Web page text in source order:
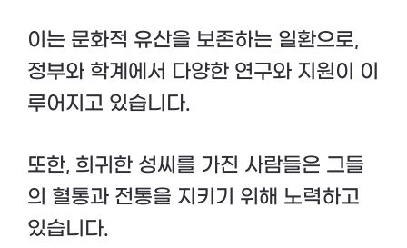
이는 문화적 유산을 보존하는 일환으로,
정부와 학계에서 다양한 연구와 지원이 이
루어지고 있습니다.
또한, 희귀한 성씨를 가진 사람들은 그들
의 혈통과 전통을 지키기 위해 노력하고
있습니다.